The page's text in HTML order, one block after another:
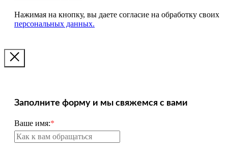
Нажимая на кнопку, вы даете согласие на обработку своих
персональных данных.
Заполните форму и мы свяжемся с вами
Ваше имя:*